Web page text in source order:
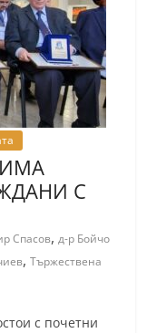
С
Спасов,д-р Бойчо
,Тържествена
с почетни